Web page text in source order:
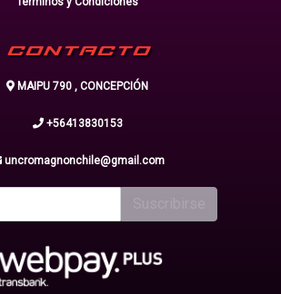
CONTACTO
MAIPU 790 , CONCEPCIÓN
+56413830153
uncromagnonchile@gmail.com